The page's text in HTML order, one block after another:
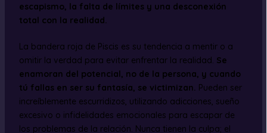
escapismo, la falta de límites y una desconexión
total con la realidad.
La bandera roja de Piscis es su tendencia a mentir o a
omitir la verdad para evitar enfrentar la realidad. Se
enamoran del potencial, no de la persona, y cuando
tú fallas en ser su fantasía, se victimizan. Pueden ser
increíblemente escurridizos, utilizando adicciones, sueño
excesivo o infidelidades emocionales para escapar de
los problemas de la relación. Nunca tienen la culpa; el